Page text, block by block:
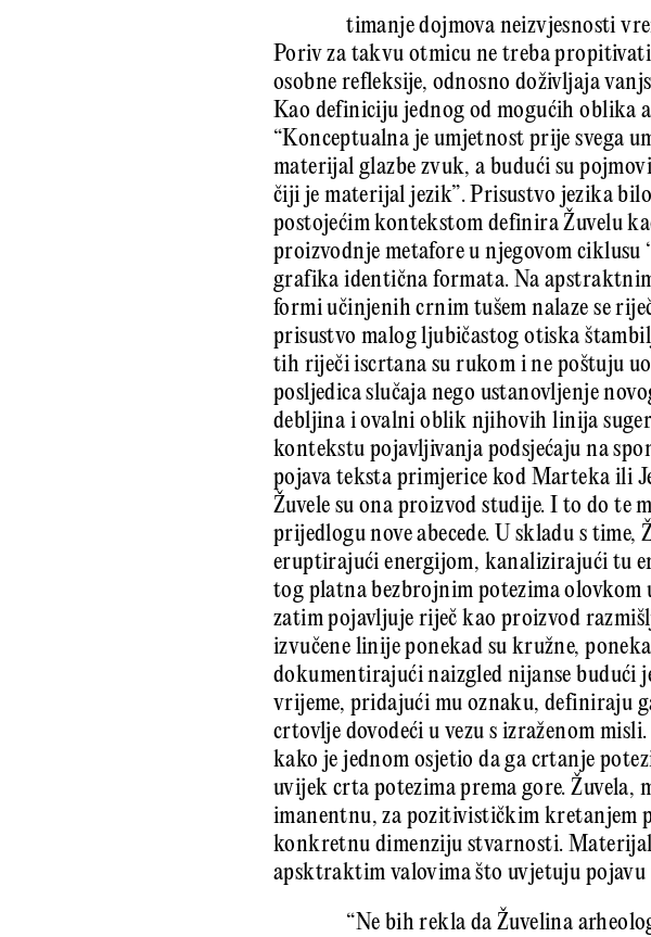
timanje dojmova neizvjesnosti
Poriv za takvu otmicu ne treba
osobne refleksije, odnosno doživljaja
Kao definiciju jednog od mogućih oblika
“Konceptualna je umjetnost prije svega
materijal glazbe zvuk, a budući su
čiji je materijal jezik”. Prisustvo jezika
postojećim kontekstom definira Žuvelu
proizvodnje metafore u njegovom
grafika identična formata. Na
formi učinjenih crnim tušem nalaze se
pri­sustvo malog ljubičastog otiska
tih riječi iscrtana su rukom i ne poštuju
posljedica slučaja nego ustanovljenje
debljina i ovalni oblik njihovih linija
kontekstu pojavljivanja podsjećaju na
pojava teksta primjerice kod Marteka ili
Žuvele su ona proizvod studije. I to do te
prijedlogu nove abecede. U skladu s
eruptirajući energijom, kana­li­zirajući tu
tog platna bezbrojnim potezima olovkom
zatim pojavljuje riječ kao proizvod
izvučene linije ponekad su kružne,
dokumentirajući naizgled nijanse budući
vrijeme, pridajući mu oznaku, definiraju
crtovlje dovodeći u vezu s izraženom
kako je jednom osjetio da ga crtanje
uvijek crta potezima prema gore. Žuvela,
imanentnu, za pozitivističkim kretanjem
konkretnu dimenziju stvarnosti.
apsktraktim valovima što uvjetuju
“Ne bih rekla da Žuvelina